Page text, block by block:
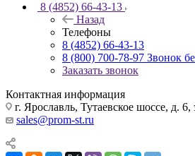
8 (4852) 66-43-13
Назад
Телефоны
8 (4852) 66-43-13
8 (800) 700-78-97 Звонок
Заказать звонок
Контактная информация
г. Ярославль, Тутаевское шоссе, д.
sales@prom-st.ru